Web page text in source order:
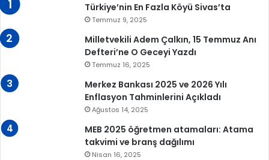
Türkiye’nin En Fazla Köyü Sivas’ta
Temmuz 9, 2025
Milletvekili Adem Çalkın, 15 Temmuz Anı
Defteri’ne O Geceyi Yazdı
Temmuz 16, 2025
Merkez Bankası 2025 ve 2026 Yılı
Enflasyon Tahminlerini Açıkladı
Ağustos 14, 2025
MEB 2025 öğretmen atamaları: Atama
takvimi ve branş dağılımı
Nisan 16, 2025